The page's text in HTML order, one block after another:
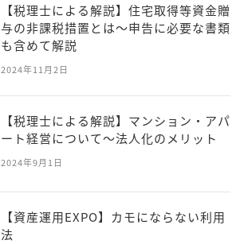
【税理士による解説】住宅取得等資金贈
与の非課税措置とは～申告に必要な書類
も含めて解説
2024年11月2日
【税理士による解説】マンション・アパ
ート経営について～法人化のメリット
2024年9月1日
【資産運用EXPO】カモにならない利用
法